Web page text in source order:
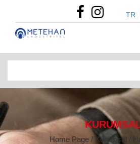
TR
Home Page / Kurumsal /